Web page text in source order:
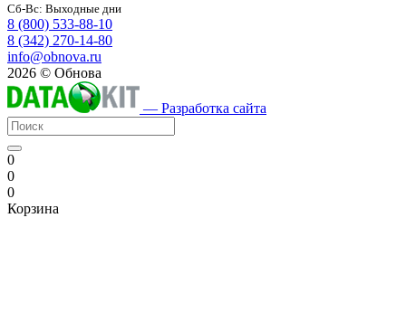
Сб-Вс: Выходные дни
8 (800) 533-88-10
8 (342) 270-14-80
info@obnova.ru
2026 © Обнова
— Разработка сайта
0
0
0
Корзина